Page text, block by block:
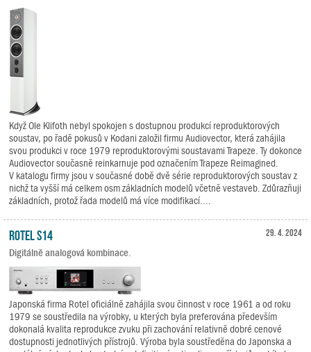
Když Ole Klifoth nebyl spokojen s dostupnou produkcí reproduktorových
soustav, po řadě pokusů v Kodani založil firmu Audiovector, která zahájila
svou produkci v roce 1979 reproduktorovými soustavami Trapeze. Ty dokonce
Audiovector současně reinkarnuje pod označením Trapeze Reimagined.
V katalogu firmy jsou v současné době dvě série reproduktorových soustav z
nichž ta vyšší má celkem osm základních modelů včetně vestaveb. Zdůrazňuji
základních, protož řada modelů má více modifikací....
29. 4. 2024
Rotel S14
Digitálně analogová kombinace.
Japonská firma Rotel oficiálně zahájila svou činnost v roce 1961 a od roku
1979 se soustředila na výrobky, u kterých byla preferována především
dokonalá kvalita reprodukce zvuku při zachování relativně dobré cenové
dostupnosti jednotlivých přístrojů. Výroba byla soustředěna do Japonska a